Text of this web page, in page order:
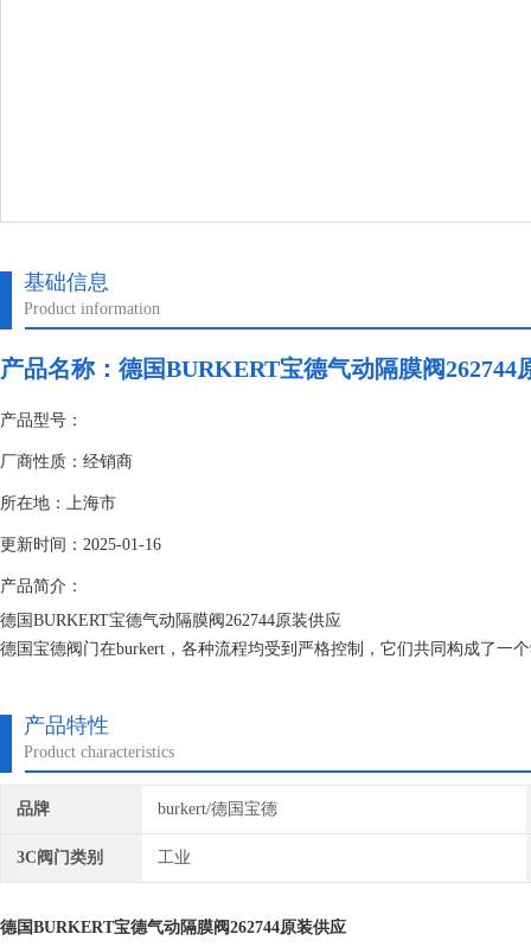
基础信息
Product information
产品名称：德国BURKERT宝德气动隔膜阀262744
产品型号：
厂商性质：经销商
所在地：上海市
更新时间：2025-01-16
产品简介：
德国BURKERT宝德气动隔膜阀262744原装供应
德国宝德阀门在burkert，各种流程均受到严格控制，它们共同构成了一
产品特性
Product characteristics
品牌 burkert/德国宝德
3C阀门类别 工业
德国BURKERT宝德气动隔膜阀262744原装供应